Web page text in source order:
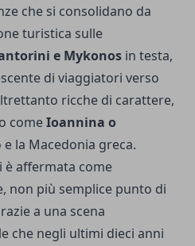
che si consolidano da
turistica sulle
e Mykonos in testa,
di viaggiatori verso
ricche di carattere,
comeIoannina o
e la Macedonia greca.
è affermata come
non più semplice punto di
a una scena
che negli ultimi dieci anni